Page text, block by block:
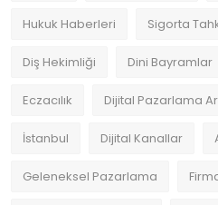
Hukuk Haberleri Sigorta
Diş Hekimliği Dini Bayramlar
Eczacılık Dijital Pazarlama
İstanbul Dijital Kanallar
Geleneksel Pazarlama